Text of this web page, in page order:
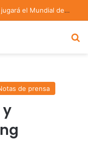
Coach de Escuelas Aztecas UDLAP jugará el Mundial de Flag Football en Alemania
de prensa